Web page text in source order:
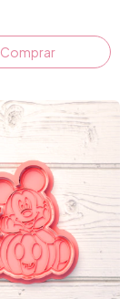
Comprar